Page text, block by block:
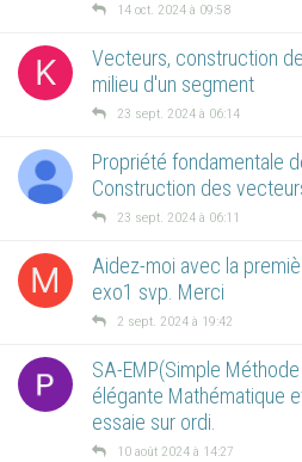
14 oct. 2024 à 09:58
K
Vecteurs, construction
milieu d'un segment
23 sept. 2024 à 06:14
Propriété fondamentale
Construction des
23 sept. 2024 à 06:11
M
Aidez-moi avec la
exo1 svp. Merci
2 sept. 2024 à 19:42
SA-EMP(Simple
élégante Mathématique
essaie sur ordi.
10 août 2024 à 14:27